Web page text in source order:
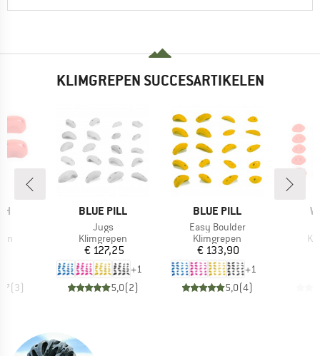
KLIMGREPEN SUCCESARTIKELEN
(3)
MERK
BLUE PILL
Artikel
Jugs
Productgroep
Klimgrepen
Prijs
€ 127,25
+1
5,0(2)
MERK
BLUE PILL
Artikel
Easy Boulder
Productgroep
Klimgrepen
Prijs
€ 133,90
+1
5,0(4)